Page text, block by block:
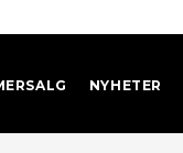
NYHETER